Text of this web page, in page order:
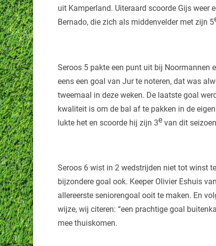
uit Kamperland. Uiteraard scoorde Gijs weer
Bernado, die zich als middenvelder met zijn 5
Seroos 5 pakte een punt uit bij Noormannen
eens een goal van Jur te noteren, dat was
tweemaal in deze weken. De laatste goal
kwaliteit is om de bal af te pakken in de
lukte het en scoorde hij zijn 3e van dit
Seroos 6 wist in 2 wedstrijden niet tot winst
bijzondere goal ook. Keeper Olivier Eshuis
allereerste seniorengoal ooit te maken. En
wijze, wij citeren: “een prachtige goal
mee thuiskomen.